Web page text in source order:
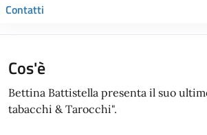
Contatti
Cos'è
Bettina Battistella presenta il suo
tabacchi & Tarocchi".